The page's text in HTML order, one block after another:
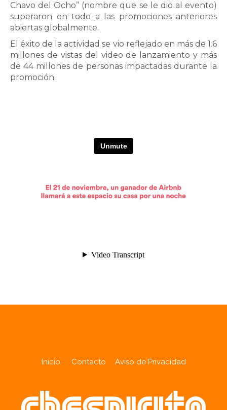
Chavo del Ocho” (nombre que se le dio al evento)
superaron en todo a las promociones anteriores
abiertas globalmente.
El éxito de la actividad se vio reflejado en más de 1.6
millones de vistas del video de lanzamiento y más
de 44 millones de personas impactadas durante la
promoción.
Inicio Contacto Aviso de Privacidad